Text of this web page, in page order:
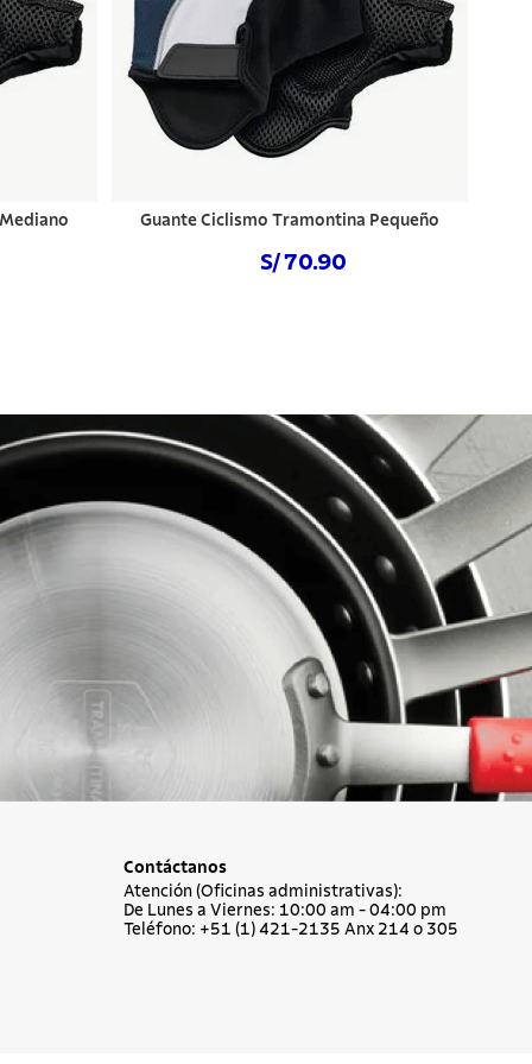
Guante Ciclismo Tramontina Pequeño
S/ 70.90
Contáctanos
Atención (Oficinas administrativas):
De Lunes a Viernes: 10:00 am - 04:00 pm
Teléfono: +51 (1) 421-2135 Anx 214 o 305